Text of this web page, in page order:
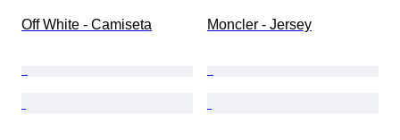
Off White - Camiseta Moncler - Jersey